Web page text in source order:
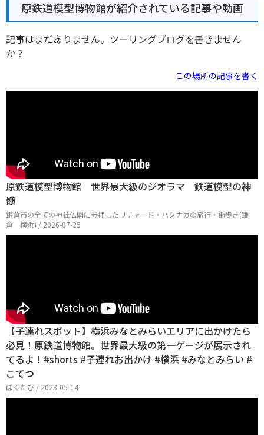
原鉄道模型博物館が紹介されている記事や動画
記事はまだありません。ツーリングブログを書きません
か？
この場所の記事を書く
原鉄道模型博物館 世界最大級のジオラマ 鉄道模型の神
髄
鎌倉市の全ての神社仏閣に参拝したリチャード・ハタナカの旅行・街歩き(鎌
倉 横浜) / 2026-07-25
【子連れスポット】横浜みなとみらいエリアに出かけたら
必見！原鉄道博物館。世界最大級の第一ゲージが展示され
てるよ！#shorts #子連れお出かけ #横浜 #みなとみらい #
こてつ
ぼくたび / 2023-05-14